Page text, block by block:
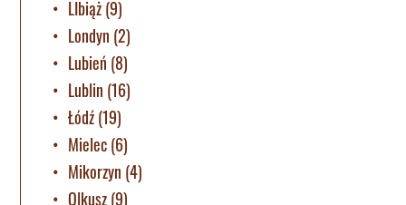
LIbiąż(9)
Londyn (2)
Lubień (8)
Lublin (16)
Łódź(19)
Mielec(6)
Mikorzyn (4)
Olkusz(9)